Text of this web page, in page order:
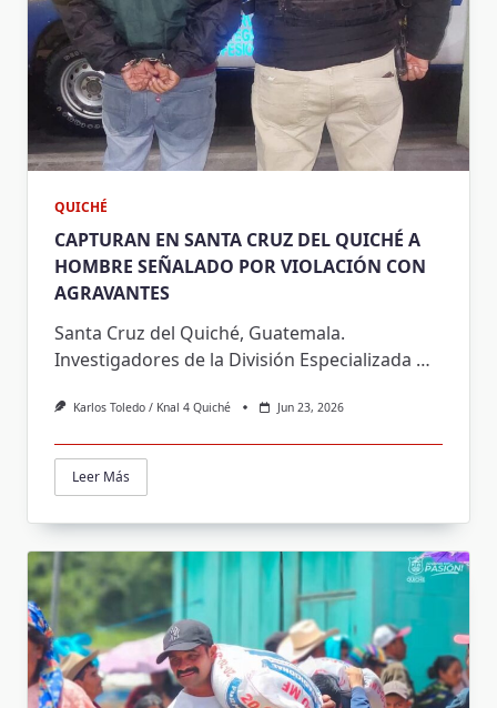
QUICHÉ
CAPTURAN EN SANTA CRUZ DEL QUICHÉ A
HOMBRE SEÑALADO POR VIOLACIÓN CON
AGRAVANTES
Santa Cruz del Quiché, Guatemala.
Investigadores de la División Especializada …
Karlos Toledo / Knal 4 Quiché Jun 23, 2026
Leer Más